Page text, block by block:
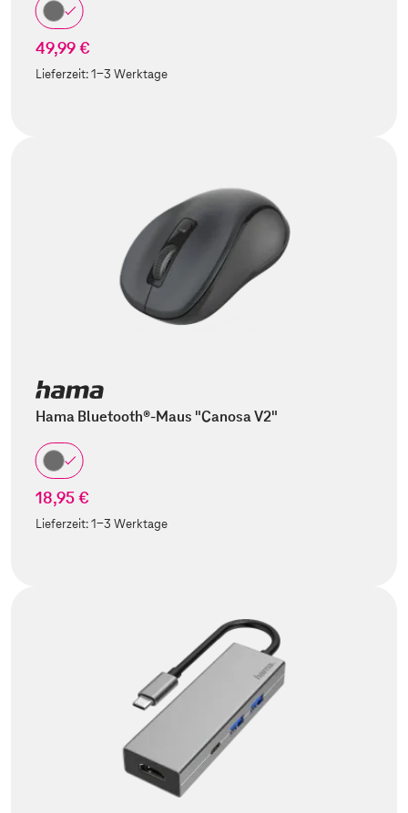
49,99 €
Lieferzeit:1-3 Werktage
Hama Bluetooth®-Maus "Canosa V2"
18,95 €
Lieferzeit:1-3 Werktage